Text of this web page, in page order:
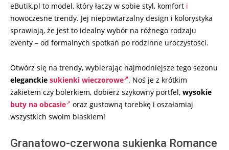
eButik.pl to model, który łączy w sobie styl, komfort i
nowoczesne trendy. Jej niepowtarzalny design i kolorystyka
sprawiają, że jest to idealny wybór na różnego rodzaju
eventy – od formalnych spotkań po rodzinne uroczystości.
Otwórz się na trendy, wybierając najmodniejsze tego sezonu
eleganckie sukienki wieczorowe . Noś je z krótkim
żakietem czy bolerkiem, dobierz szykowny portfel, wysokie
buty na obcasie
oraz gustowną torebkę i oszałamiaj
wszystkich swoim blaskiem!
Granatowo-czerwona sukienka Romance